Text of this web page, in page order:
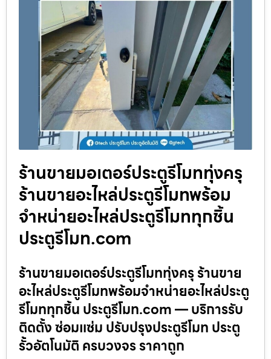
ร้านขายมอเตอร์ประตูรีโมททุ่งครุ
ร้านขายอะไหล่ประตูรีโมทพร้อม
จำหน่ายอะไหล่ประตูรีโมททุกชิ้น
ประตูรีโมท.com
ร้านขายมอเตอร์ประตูรีโมททุ่งครุ ร้านขาย
อะไหล่ประตูรีโมทพร้อมจำหน่ายอะไหล่ประตู
รีโมททุกชิ้น ประตูรีโมท.com — บริการรับ
ติดตั้ง ซ่อมแซ่ม ปรับปรุงประตูรีโมท ประตู
รั้วอัตโนมัติ ครบวงจร ราคาถูก